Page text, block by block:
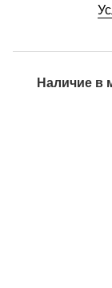
Наличие в